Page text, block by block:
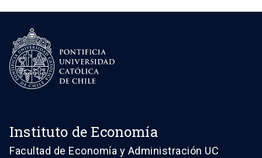
Instituto de Economía
Facultad de Economía y Administración UC